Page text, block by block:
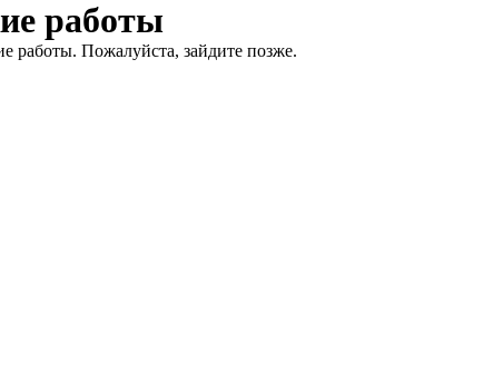
работы
работы. Пожалуйста, зайдите позже.